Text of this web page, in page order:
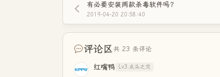
有必要安装两款杀毒软件吗？
2019-04-20 20:58:40
评论区共 23 条评论
红嘴鸭 Lv3.点头之交